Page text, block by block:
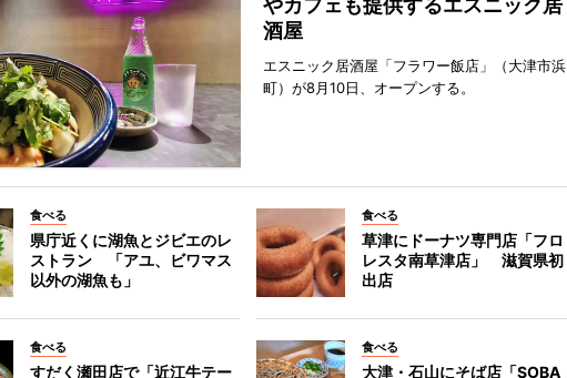
やカフェも提供するエスニック居
酒屋
エスニック居酒屋「フラワー飯店」（大津市浜
町）が8月10日、オープンする。
食べる
県庁近くに湖魚とジビエのレ
ストラン 「アユ、ビワマス
以外の湖魚も」
食べる
草津にドーナツ専門店「フロ
レスタ南草津店」 滋賀県初
出店
食べる
すだく瀬田店で「近江牛テー
食べる
大津・石山にそば店「SOBA